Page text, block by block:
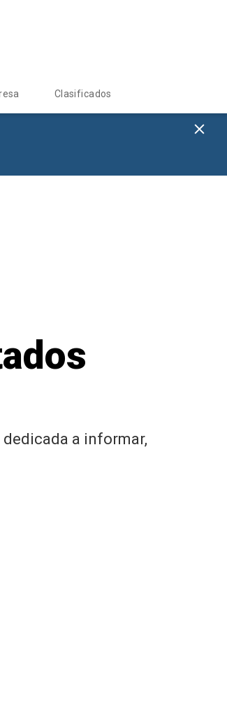
Clasificados
dedicada a informar,